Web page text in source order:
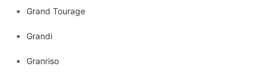
Grand Tourage
Grandi
Granriso